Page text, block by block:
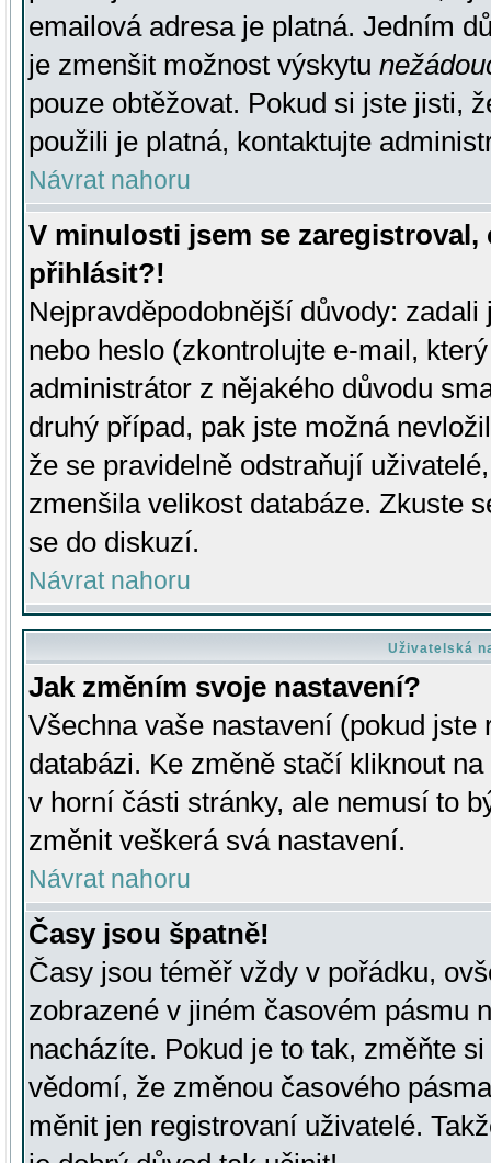
emailová adresa je platná. Jedním
je zmenšit možnost výskytu
pouze obtěžovat. Pokud si jste jisti,
použili je platná, kontaktujte
Návrat nahoru
V minulosti jsem se
přihlásit?!
Nejpravděpodobnější důvody:
nebo heslo (zkontrolujte e-mail,
administrátor z nějakého důvodu
druhý případ, pak jste možná
že se pravidelně odstraňují
zmenšila velikost databáze. Zkuste
se do diskuzí.
Návrat nahoru
Uživatelská
Jak změním svoje nastavení?
Všechna vaše nastavení (pokud
databázi. Ke změně stačí kliknout
v horní části stránky, ale nemusí to
změnit veškerá svá nastavení.
Návrat nahoru
Časy jsou špatně!
Časy jsou téměř vždy v pořádku,
zobrazené v jiném časovém pásmu
nacházíte. Pokud je to tak, změňte
vědomí, že změnou časového
měnit jen registrovaní uživatelé.